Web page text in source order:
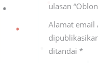
ulasan
Alamat email
ditandai *